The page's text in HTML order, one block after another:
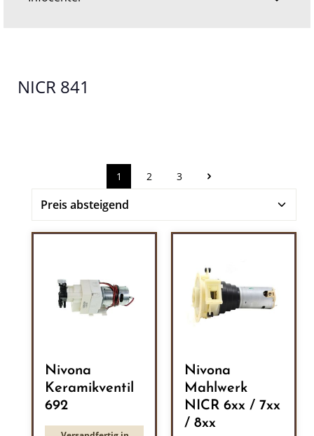
NICR 841
Seite
1 Seite
2 Seite
3
Nivona
Keramikventil
692
Nivona
Mahlwerk
NICR 6xx / 7xx
/ 8xx